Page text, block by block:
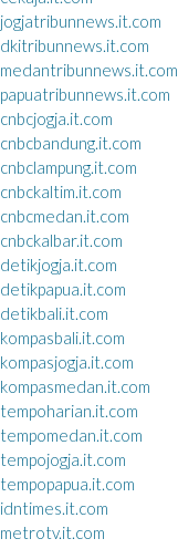
jogjatribunnews.it.com
dkitribunnews.it.com
medantribunnews.it.com
papuatribunnews.it.com
cnbcjogja.it.com
cnbcbandung.it.com
cnbclampung.it.com
cnbckaltim.it.com
cnbcmedan.it.com
cnbckalbar.it.com
detikjogja.it.com
detikpapua.it.com
detikbali.it.com
kompasbali.it.com
kompasjogja.it.com
kompasmedan.it.com
tempoharian.it.com
tempomedan.it.com
tempojogja.it.com
tempopapua.it.com
idntimes.it.com
metrotv.it.com